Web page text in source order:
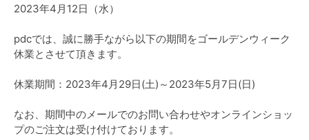
2023年4月12日（水）
pdcでは、誠に勝手ながら以下の期間をゴールデンウィーク
休業とさせて頂きます。
休業期間：2023年4月29日(土)～2023年5月7日(日)
なお、期間中のメールでのお問い合わせやオンラインショッ
プのご注文は受け付けております。